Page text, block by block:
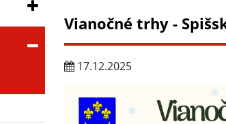
Vianočné trhy -
17.12.2025